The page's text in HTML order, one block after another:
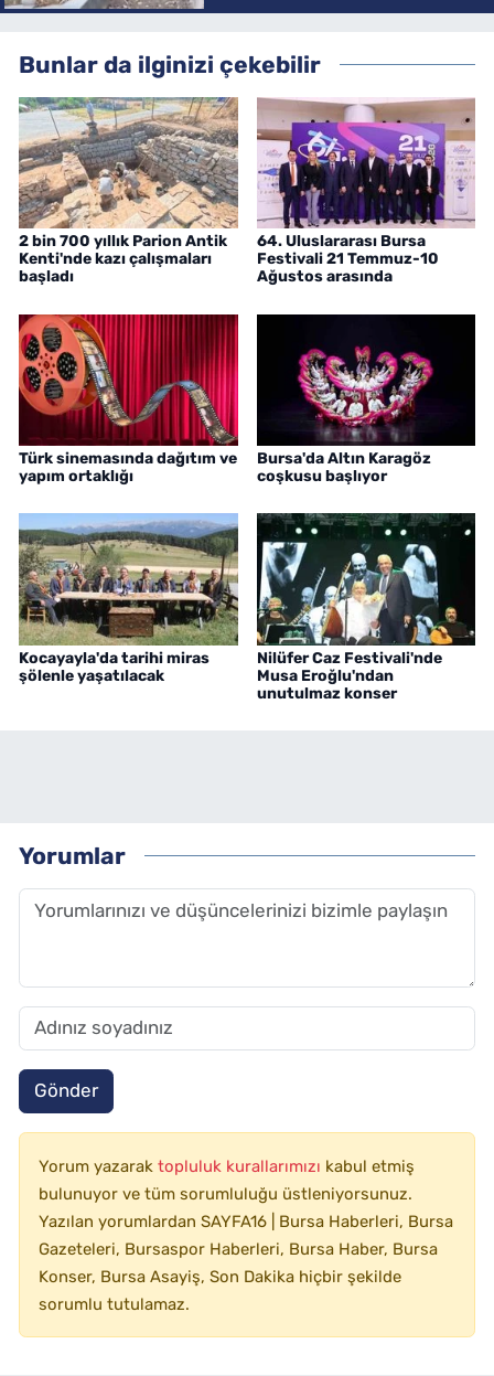
Bunlar da ilginizi çekebilir
2 bin 700 yıllık Parion Antik
Kenti'nde kazı çalışmaları
başladı
64. Uluslararası Bursa
Festivali 21 Temmuz-10
Ağustos arasında
Türk sinemasında dağıtım ve
yapım ortaklığı
Bursa'da Altın Karagöz
coşkusu başlıyor
Kocayayla'da tarihi miras
şölenle yaşatılacak
Nilüfer Caz Festivali'nde
Musa Eroğlu'ndan
unutulmaz konser
Yorumlar
Gönder
Yorum yazarak topluluk kurallarımızı kabul etmiş
bulunuyor ve tüm sorumluluğu üstleniyorsunuz.
Yazılan yorumlardan SAYFA16 | Bursa Haberleri, Bursa
Gazeteleri, Bursaspor Haberleri, Bursa Haber, Bursa
Konser, Bursa Asayiş, Son Dakika hiçbir şekilde
sorumlu tutulamaz.